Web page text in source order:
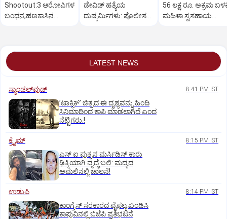
Shootout:‌3 ಆರೋಪಿಗಳ
ಬಂಧನ,ಹಣಕಾಸಿನ
ಡೇವಿಡ್‌ ಹತ್ಯೆಯ
ದುಷ್ಕರ್ಮಿಗಳು: ಪೊಲೀಸರ
56 ಲಕ್ಷ ರೂ. ಅಕ್ರಮ
ಮಹಿಳಾ ಸ್ವಸಹಾಯ
LATEST NEWS
ಸ್ಯಾಂಡಲ್‌ವುಡ್‌ 8:41 PM IST
ʼಟಾಕ್ಸಿಕ್‌ʼ ಚಿತ್ರದ ಈ ದೃಶ್ಯವನ್ನು ಹಿಂದಿ
ಸಿನಿಮಾದಿಂದ ಕಾಪಿ ಮಾಡಲಾಗಿದೆ ಎಂದ
ನೆಟ್ಟಿಗರು.!
ಕ್ರೈಮ್ 8:15 PM IST
ಎಸ್ ಐ ಪುತ್ರನ ಮರ್ಸಿಡಿಸ್‌ ಕಾರು
ಢಿಕ್ಕಿಯಾಗಿ ವೃದ್ಧೆ ಬಲಿ: ಮದ್ಯದ
ಅಮಲಿನಲ್ಲಿ ಚಾಲನೆ!
ಉಡುಪಿ 8:14 PM IST
ಕಾಂಗ್ರೆಸ್ ಸರಕಾರದ ವೈಫಲ್ಯ ಖಂಡಿಸಿ
ಕಾಪುವಿನಲ್ಲಿ ಬಿಜೆಪಿ ಪ್ರತಿಭಟನೆ